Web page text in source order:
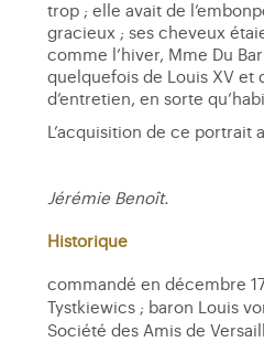
trop ; elle avait de
gracieux ; ses cheveux
comme l’hiver, Mme Du
quelquefois de Louis XV et
d’entretien, en sorte
L’acquisition de ce portrait
Jérémie Benoît.
Historique
commandé en décembre
Tystkiewics ; baron Louis
Société des Amis de